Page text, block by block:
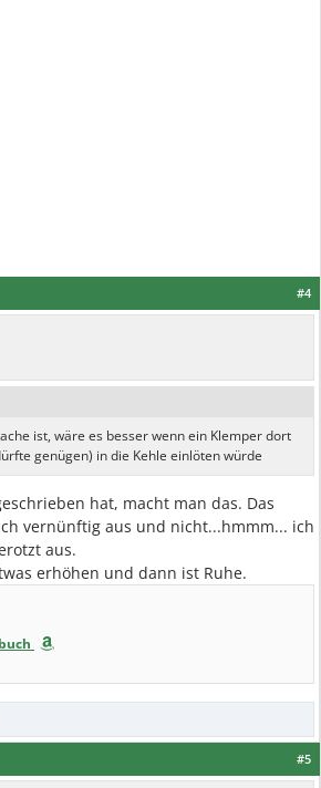
#4
ist, wäre es besser wenn ein Klemper dort
genügen) in die Kehle einlöten würde
hat, macht man das. Das
vernünftig aus und nicht...hmmm... ich
aus.
erhöhen und dann ist Ruhe.
#5